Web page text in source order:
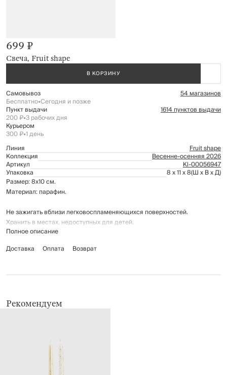
Свеча, Fruit shape
699 ₽
В КОРЗИНУ
Самовывоз 54 магазинов
Бесплатно•Сегодня и позже
Пункт выдачи 1614 пунктов выдачи
200 ₽•3 рабочих дня
Курьером
300 ₽•1 день
Линия
Fruit shape
Коллекция Весенне-осенняя 2026
Артикул Kl-00056947
Упаковка 8 x 11 x 8(Ш x В x Д)
Размер: 8x10 см.
Материал: парафин.
Не зажигать вблизи легковоспламеняющихся поверхностей.
Хранить в местах, недоступных для детей.
Полное описание
Доставка
Оплата Возврат
Рекомендуем